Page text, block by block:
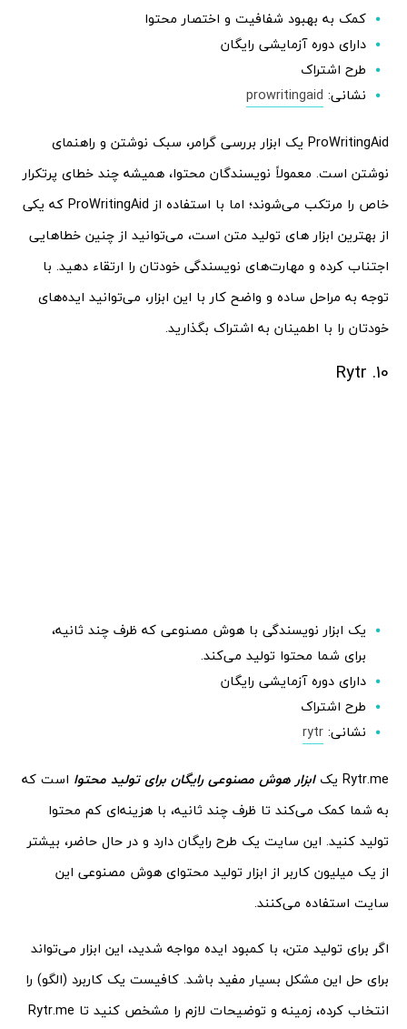
کمک به بهبود شفافیت و اختصار محتوا
دارای دوره آزمایشی رایگان
طرح اشتراک
نشانی: prowritingaid
ProWritingAid یک ابزار بررسی گرامر، سبک نوشتن و راهنمای
نوشتن است. معمولاً نویسندگان محتوا، همیشه چند خطای پرتکرار
خاص را مرتکب می‌شوند؛ اما با استفاده از ProWritingAid که یکی
از بهترین ابزار های تولید متن است، می‌توانید از چنین خطاهایی
اجتناب کرده و مهارت‌های نویسندگی خودتان را ارتقاء دهید. با
توجه به مراحل ساده و واضح کار با این ابزار، می‌توانید ایده‌های
خودتان را با اطمینان به اشتراک بگذارید.
10. Rytr
یک ابزار نویسندگی با هوش مصنوعی که ظرف چند ثانیه،
برای شما محتوا تولید می‌کند.
دارای دوره آزمایشی رایگان
طرح اشتراک
نشانی: rytr
Rytr.me یک ابزار هوش مصنوعی رایگان برای تولید محتوا است که
به شما کمک می‌کند تا ظرف چند ثانیه، با هزینه‌ای کم محتوا
تولید کنید. این سایت یک طرح رایگان دارد و در حال حاضر، بیشتر
از یک میلیون کاربر از ابزار تولید محتوای هوش مصنوعی این
سایت استفاده می‌کنند.
اگر برای تولید متن، با کمبود ایده مواجه شدید، این ابزار می‌تواند
برای حل این مشکل بسیار مفید باشد. کافیست یک کاربرد (الگو) را
انتخاب کرده، زمینه و توضیحات لازم را مشخص کنید تا Rytr.me